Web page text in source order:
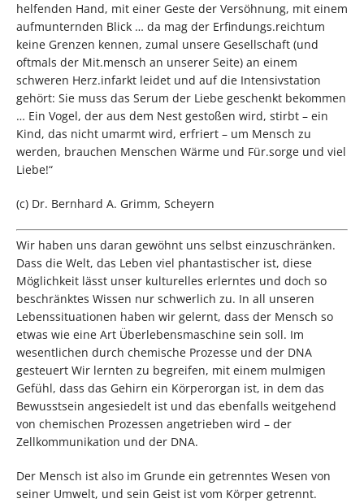
helfenden Hand, mit einer Geste der Versöhnung, mit einem
aufmunternden Blick … da mag der Erfindungs.reichtum
keine Grenzen kennen, zumal unsere Gesellschaft (und
oftmals der Mit.mensch an unserer Seite) an einem
schweren Herz.infarkt leidet und auf die Intensivstation
gehört: Sie muss das Serum der Liebe geschenkt bekommen
… Ein Vogel, der aus dem Nest gestoßen wird, stirbt – ein
Kind, das nicht umarmt wird, erfriert – um Mensch zu
werden, brauchen Menschen Wärme und Für.sorge und viel
Liebe!“
(c) Dr. Bernhard A. Grimm, Scheyern
Wir haben uns daran gewöhnt uns selbst einzuschränken.
Dass die Welt, das Leben viel phantastischer ist, diese
Möglichkeit lässt unser kulturelles erlerntes und doch so
beschränktes Wissen nur schwerlich zu. In all unseren
Lebenssituationen haben wir gelernt, dass der Mensch so
etwas wie eine Art Überlebensmaschine sein soll. Im
wesentlichen durch chemische Prozesse und der DNA
gesteuert Wir lernten zu begreifen, mit einem mulmigen
Gefühl, dass das Gehirn ein Körperorgan ist, in dem das
Bewusstsein angesiedelt ist und das ebenfalls weitgehend
von chemischen Prozessen angetrieben wird – der
Zellkommunikation und der DNA.
Der Mensch ist also im Grunde ein getrenntes Wesen von
seiner Umwelt, und sein Geist ist vom Körper getrennt.